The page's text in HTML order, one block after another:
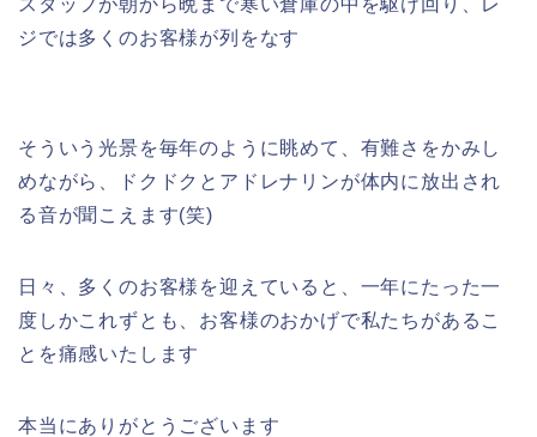
ジでは多くのお客様が列をなす
そういう光景を毎年のように眺めて、有難さをかみし
めながら、ドクドクとアドレナリンが体内に放出され
る音が聞こえます(笑)
日々、多くのお客様を迎えていると、一年にたった一
度しかこれずとも、お客様のおかげで私たちがあるこ
とを痛感いたします
本当にありがとうございます